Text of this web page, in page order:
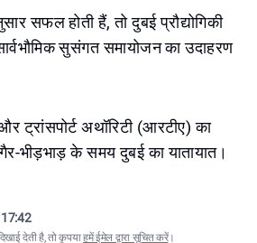
सफल होती हैं, तो दुबई प्रौद्योगिकी
सुसंगत समायोजन का उदाहरण
ट्रांसपोर्ट अथॉरिटी (आरटीए) का
भीड़भाड़ के समय दुबई का यातायात।
देती है, तो कृपयाहमें ईमेल द्वारा सूचित करें।